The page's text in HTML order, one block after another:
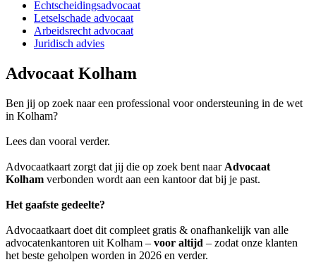
Echtscheidingsadvocaat
Letselschade advocaat
Arbeidsrecht advocaat
Juridisch advies
Advocaat Kolham
Ben jij op zoek naar een professional voor ondersteuning in de wet
in Kolham?
Lees dan vooral verder.
Advocaatkaart zorgt dat jij die op zoek bent naar Advocaat
Kolham verbonden wordt aan een kantoor dat bij je past.
Het gaafste gedeelte?
Advocaatkaart doet dit compleet gratis & onafhankelijk van alle
advocatenkantoren uit Kolham – voor altijd – zodat onze klanten
het beste geholpen worden in 2026 en verder.